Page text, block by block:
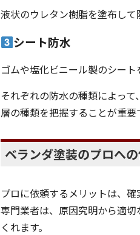
液状のウレタン樹脂を塗布して
シート防水
ゴムや塩化ビニール製のシート
それぞれの防水の種類によっ
層の種類を把握することが重要
ベランダ塗装のプロへ
プロに依頼するメリットは、
専門業者は、原因究明から適
くれます。